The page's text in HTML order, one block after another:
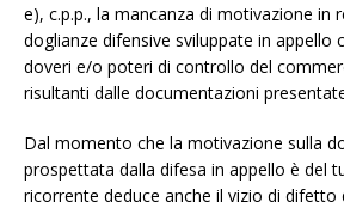
e), c.p.p., la mancanza di motivazione in
doglianze difensive sviluppate in appello
doveri e/o poteri di controllo del
risultanti dalle documentazioni
Dal momento che la motivazione sulla
prospettata dalla difesa in appello è del
ricorrente deduce anche il vizio di difetto